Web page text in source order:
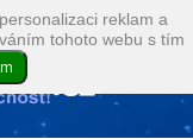
reklam a
tohoto webu s tím